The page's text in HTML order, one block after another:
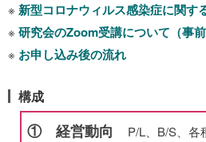
※ 新型コロナウィルス感染症に関す
※ 研究会のZoom受講について（事前
※ お申し込み後の流れ
構成
① 経営動向
P/L、B/S、各